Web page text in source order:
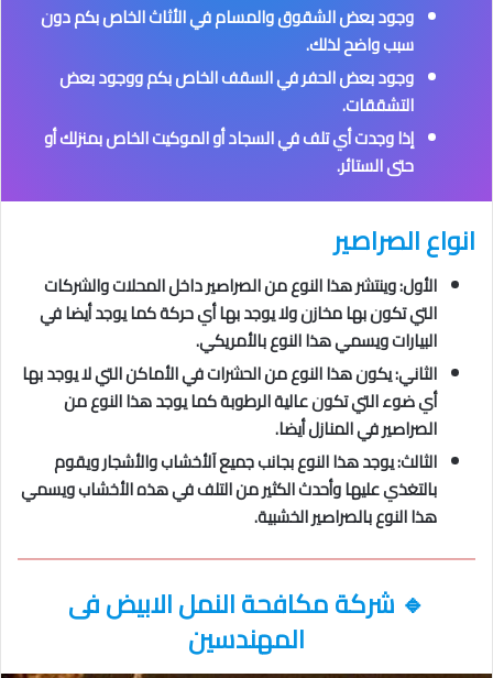
وجود بعض الشقوق والمسام في الأثاث الخاص بكم دون
سبب واضح لذلك.
وجود بعض الحفر في السقف الخاص بكم ووجود بعض
التشققات.
إذا وجدت أي تلف في السجاد أو الموكيت الخاص بمنزلك أو
حتى الستائر.
انواع الصراصير
الأول: وينتشر هذا النوع من الصراصير داخل المحلات والشركات
التي تكون بها مخازن ولا يوجد بها أي حركة كما يوجد أيضا في
البيارات ويسمي هذا النوع بالأمريكي.
الثاني: يكون هذا النوع من الحشرات في الأماكن التي لا يوجد بها
أي ضوء التي تكون عالية الرطوبة كما يوجد هذا النوع من
الصراصير في المنازل أيضا.
الثالث: يوجد هذا النوع بجانب جميع آلأخشاب والأشجار ويقوم
بالتغذي عليها وأحدث الكثير من التلف في هذه الأخشاب ويسمي
هذا النوع بالصراصير الخشبية.
🔹 شركة مكافحة النمل الابيض فى
المهندسين